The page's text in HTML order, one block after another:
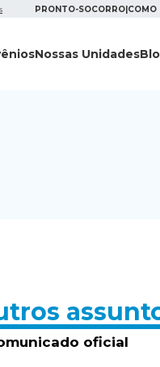
PRONTO-SOCORRO|COMO
Nossas Unidades
oficial